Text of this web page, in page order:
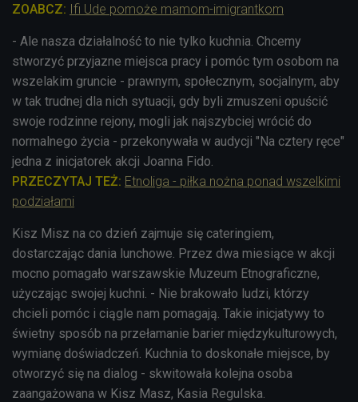
ZOABCZ: Ifi Ude pomoże mamom-imigrantkom
- Ale nasza działalność to nie tylko kuchnia. Chcemy
stworzyć przyjazne miejsca pracy i pomóc tym osobom na
wszelakim gruncie - prawnym, społecznym, socjalnym, aby
w tak trudnej dla nich sytuacji, gdy byli zmuszeni opuścić
swoje rodzinne rejony, mogli jak najszybciej wrócić do
normalnego życia - przekonywała w audycji "Na cztery ręce"
jedna z inicjatorek akcji Joanna Fido.
PRZECZYTAJ TEŻ: Etnoliga - piłka nożna ponad wszelkimi
podziałami
Kisz Misz na co dzień zajmuje się cateringiem,
dostarczając dania lunchowe. Przez dwa miesiące w akcji
mocno pomagało warszawskie Muzeum Etnograficzne,
użyczając swojej kuchni. - Nie brakowało ludzi, którzy
chcieli pomóc i ciągle nam pomagają. Takie inicjatywy to
świetny sposób na przełamanie barier międzykulturowych,
wymianę doświadczeń. Kuchnia to doskonałe miejsce, by
otworzyć się na dialog - skwitowała kolejna osoba
zaangażowana w Kisz Masz, Kasia Regulska.